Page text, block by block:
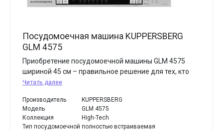
Посудомоечная машина KUPPERSBERG
GLM 4575
Приобретение посудомоечной машины GLM 4575
шириной 45 см – правильное решение для тех, кто
Читать далее
Производитель
KUPPERSBERG
Модель
GLM 4575
Коллекция
High-Tech
Тип посудомоечной полностью встраиваемая